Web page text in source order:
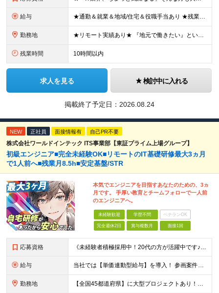
給与 ★通勤＆就業＆地域/住宅＆役職手当あり ★残業代は全額支給 ★選べる給与制度あり！ ■東京・神奈川・千葉・埼玉勤務の場合 月給24.5万円～55万円＋諸手当 （残業代は全額支給） (20,000円の
勤務地 ★リモート実績あり★ 『地元で働きたい』という希望に、業界トップクラス約7,000件の取引事業所数、90,000件以上のプロジェクトから検討をいたします。 全国の取引先での就業となります（沖縄を除
残業時間 10時間以内
求人を見る 検討中に入れる
掲載終了予定日： 2026.08.24
NEW 正社員 面接情報有 自己PR不要
株式会社ワールドインテック ITS事業部【東証プライム上場グループ】
初級エンジニア■完全未経験OK■リモートのIT基礎研修最大3ヵ月
で1人前へ■残業月8.5h■安定基盤/STR
本気でエンジニアを目指すあなたのための、3ヵ
月です。 手厚い教育とチームフォローで一人前
のエンジニアへ。
未経験歓迎 学歴不問 ベテランOK
完全週休2日 賞与複数月 面接1回
応募資格 《未経験者積極採用中！20代の方が活躍中です♪》 ◎約4割が実務未経験入社！ ■学歴・職歴は一切問いません！ ■第二新卒の方もお気軽にご相談ください♪ ■入社してから数年は、転勤の可能性があります
給与 当社では【単価連動型給与】を導入！ 参画案件の契約単価に連動して給与が決定。 還元率は単価の【70％～80％】と東証プライム上場グループとして高水準です！（社会保険料・教育コスト含む） ■関東：月給
勤務地 【全国45都道府県】に大型プロジェクトあり！※ 四国・沖縄を除く 主要勤務地： 北海道/宮城県/栃木県/埼玉県/千葉県/東京都/神奈川県/愛知県/大阪府/京都府/兵庫県/広島県/福岡県/熊本県 ※勤